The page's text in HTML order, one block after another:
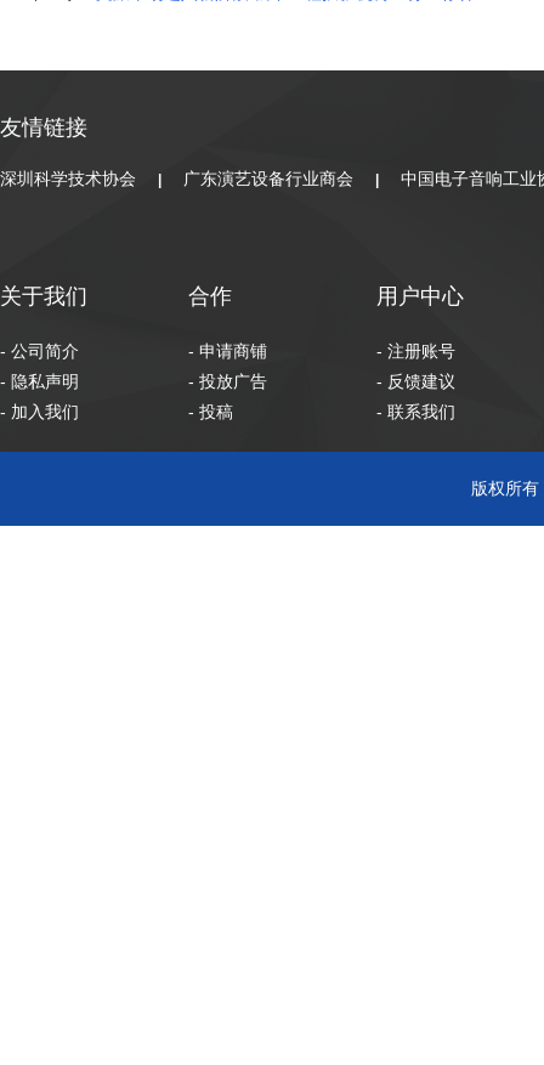
友情链接
深圳科学技术协会 广东演艺设备行业商会 中国电子音响工业
关于我们
- 公司简介
- 隐私声明
- 加入我们
合作
- 申请商铺
- 投放广告
- 投稿
用户中心
- 注册账号
- 反馈建议
- 联系我们
版权所